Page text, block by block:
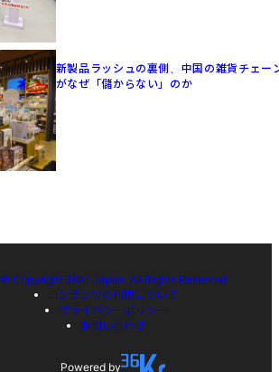
新製品ラッシュの裏側、中国の雑貨チェー
がなぜ「儲からない」のか
© Copyright 36Kr Japan, All Rights Reserved
コンテンツの利用について
プライバシーポリシー
お問い合わせ
Powered by